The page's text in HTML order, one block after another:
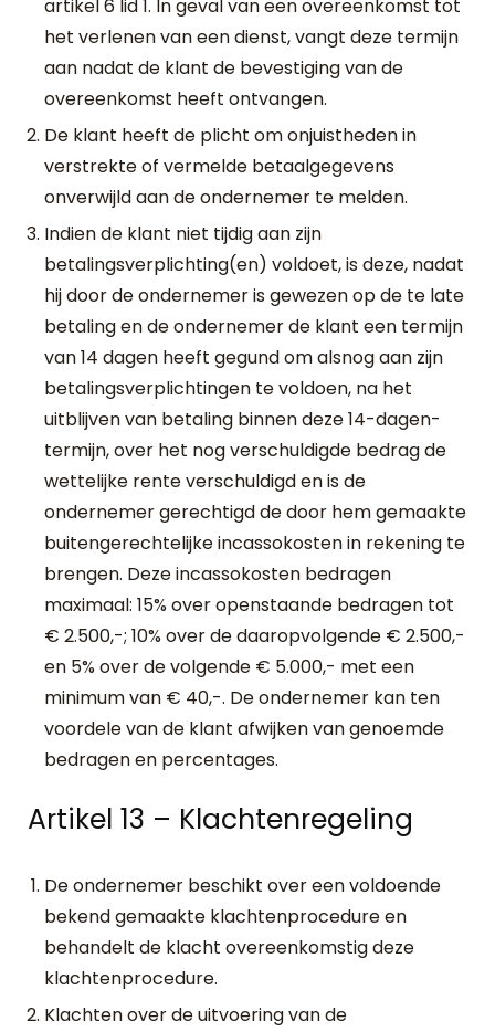
artikel 6 lid 1. In geval van een overeenkomst tot
het verlenen van een dienst, vangt deze termijn
aan nadat de klant de bevestiging van de
overeenkomst heeft ontvangen.
De klant heeft de plicht om onjuistheden in
verstrekte of vermelde betaalgegevens
onverwijld aan de ondernemer te melden.
Indien de klant niet tijdig aan zijn
betalingsverplichting(en) voldoet, is deze, nadat
hij door de ondernemer is gewezen op de te late
betaling en de ondernemer de klant een termijn
van 14 dagen heeft gegund om alsnog aan zijn
betalingsverplichtingen te voldoen, na het
uitblijven van betaling binnen deze 14-dagen-
termijn, over het nog verschuldigde bedrag de
wettelijke rente verschuldigd en is de
ondernemer gerechtigd de door hem gemaakte
buitengerechtelijke incassokosten in rekening te
brengen. Deze incassokosten bedragen
maximaal: 15% over openstaande bedragen tot
€ 2.500,-; 10% over de daaropvolgende € 2.500,-
en 5% over de volgende € 5.000,- met een
minimum van € 40,-. De ondernemer kan ten
voordele van de klant afwijken van genoemde
bedragen en percentages.
Artikel 13 – Klachtenregeling
De ondernemer beschikt over een voldoende
bekend gemaakte klachtenprocedure en
behandelt de klacht overeenkomstig deze
klachtenprocedure.
Klachten over de uitvoering van de